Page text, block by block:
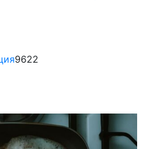
9622